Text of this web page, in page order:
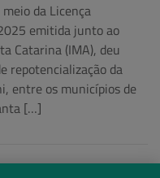
da Licença
emitida junto ao
Catarina (IMA), deu
repotencialização da
entre os municípios de
[…]